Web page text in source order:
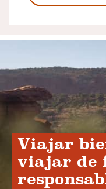
Viajar
viajar de